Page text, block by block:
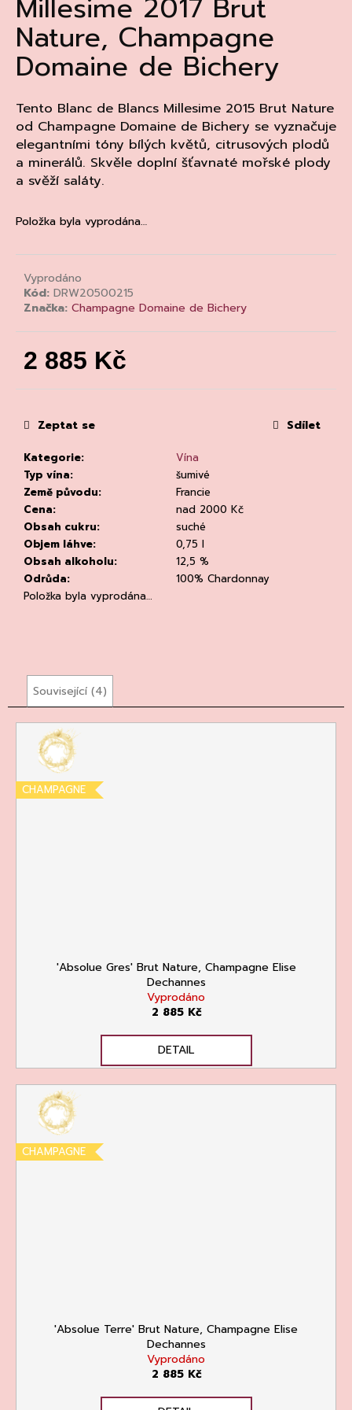
Millesime 2017 Brut
Nature, Champagne
Domaine de Bichery
Tento Blanc de Blancs Millesime 2015 Brut Nature
od Champagne Domaine de Bichery se vyznačuje
elegantními tóny bílých květů, citrusových plodů
a minerálů. Skvěle doplní šťavnaté mořské plody
a svěží saláty.
Položka byla vyprodána…
Vyprodáno
Kód: DRW20500215
Značka: Champagne Domaine de Bichery
2 885 Kč
cena:
Kategorie:
Vína
Typ vína:
šumivé
Země původu:
Francie
Cena:
nad 2000 Kč
Obsah cukru:
suché
Objem láhve:
0,75 l
Obsah alkoholu:
12,5 %
Odrůda:
100% Chardonnay
Položka byla vyprodána…
Zeptat se Sdílet
Související (4)
CHAMPAGNE
'Absolue Gres' Brut Nature, Champagne Elise
Dechannes
Vyprodáno
2 885 Kč
DETAIL
CHAMPAGNE
'Absolue Terre' Brut Nature, Champagne Elise
Dechannes
Vyprodáno
2 885 Kč
a
j
í
t
?
D
o
p
o
u
j
m
CHLADÍCÍ
TAŠKA
NA
135